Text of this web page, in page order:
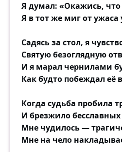
Я думал: «Окажись,
Я в тот же миг от ужаса
Садясь за стол, я
Святую безоглядную
И я марал чернилами
Как будто побеждал её
Когда судьба пробила
И брезжило
Мне чудилось —
Мне на чело